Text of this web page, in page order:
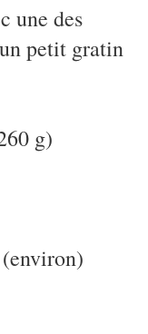
une des
petit gratin
g)